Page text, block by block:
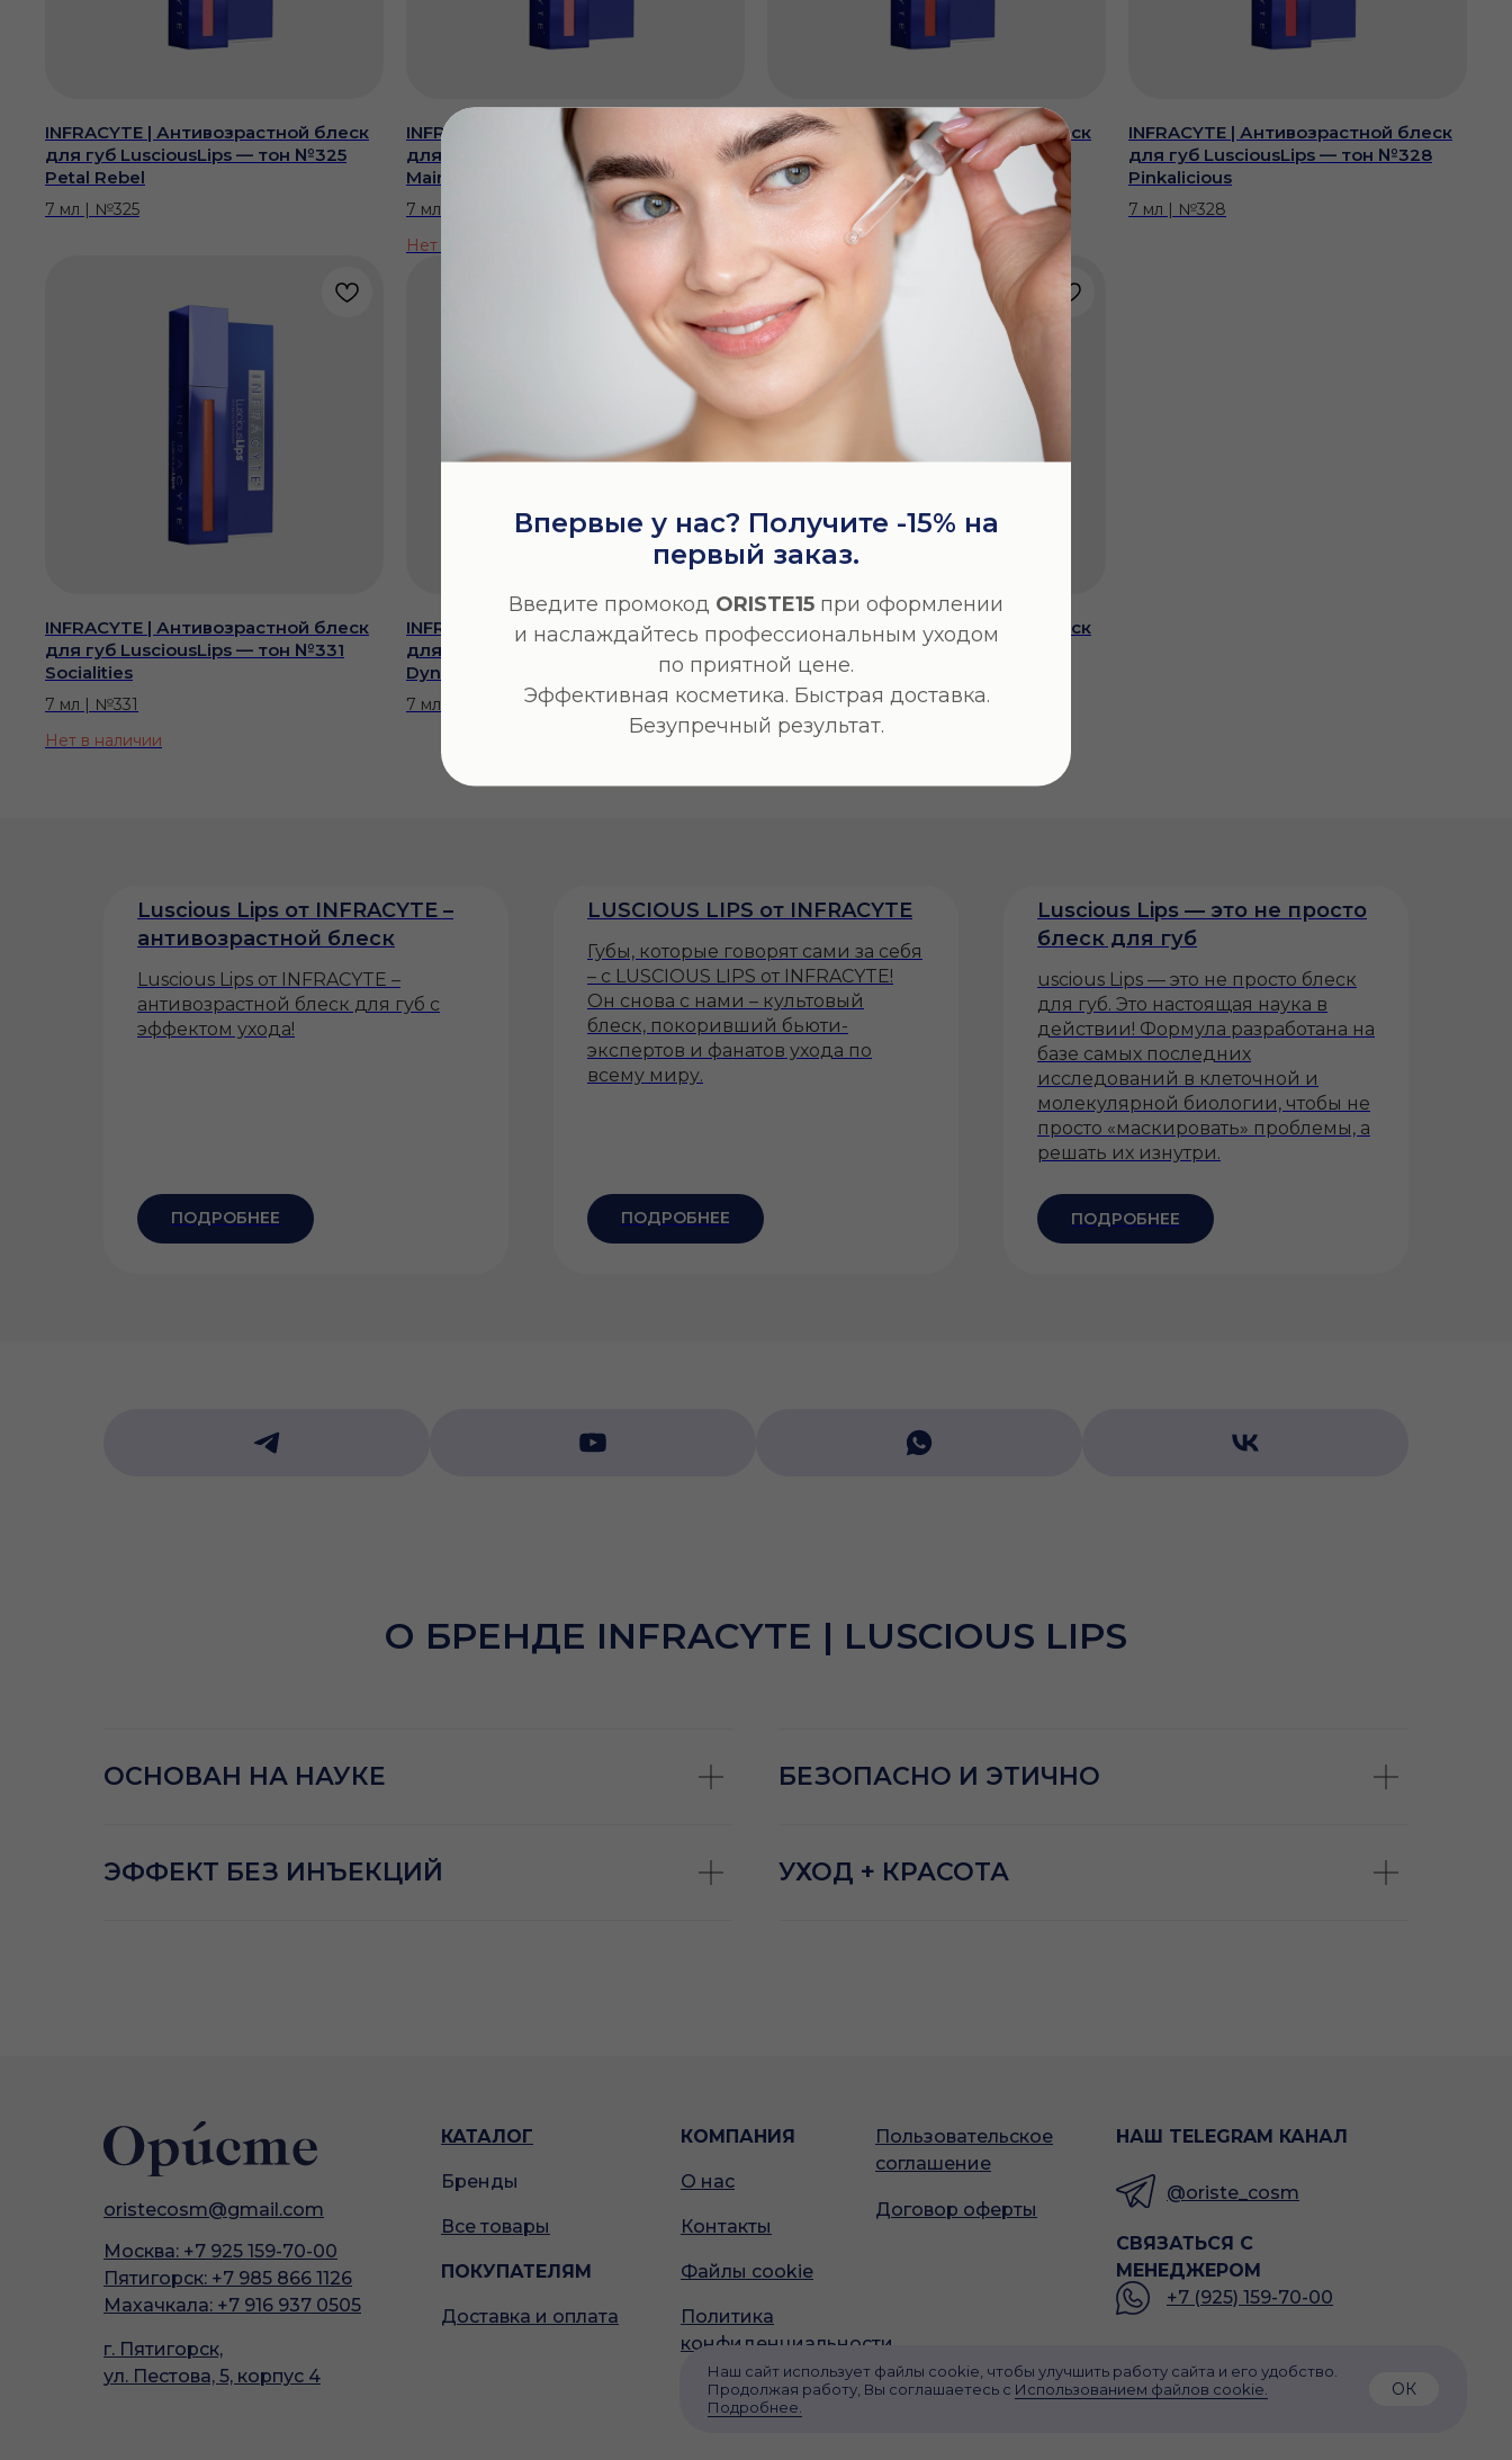
Впервые у нас? Получите -15% на
первый заказ.
Введите промокод ORISTE15 при оформлении
и наслаждайтесь профессиональным уходом
по приятной цене.
Эффективная косметика. Быстрая доставка.
Безупречный результат.
INFRACYTE | Антивозрастной блеск
для губ LusciousLips — тон №325
Petal Rebel
7 мл | №325
INFRACYTE | Антивозрастной блеск
для губ LusciousLips — тон №326
Main Attraction
7 мл | №326
Нет в наличии
INFRACYTE | Антивозрастной блеск
для губ LusciousLips — тон №327
Shows Stopper
7 мл | №327
INFRACYTE | Антивозрастной блеск
для губ LusciousLips — тон №328
Pinkalicious
7 мл | №328
INFRACYTE | Антивозрастной блеск
для губ LusciousLips — тон №331
Socialities
7 мл | №331
Нет в наличии
INFRACYTE | Антивозрастной блеск
для губ LusciousLips — тон №334
Dynamite Delight
7 мл | №334
INFRACYTE | Антивозрастной блеск
для губ LusciousLips — тон №335
Cinnamon Crush
7 мл | №335
Luscious Lips от INFRACYTE –
антивозрастной блеск
Luscious Lips от INFRACYTE –
антивозрастной блеск для губ с
эффектом ухода!
ПОДРОБНЕЕ
LUSCIOUS LIPS от INFRACYTE
Губы, которые говорят сами за себя
– с LUSCIOUS LIPS от INFRACYTE!
Он снова с нами – культовый
блеск, покоривший бьюти-
экспертов и фанатов ухода по
всему миру.
ПОДРОБНЕЕ
Luscious Lips — это не просто
блеск для губ
uscious Lips — это не просто блеск
для губ. Это настоящая наука в
действии! Формула разработана на
базе самых последних
исследований в клеточной и
молекулярной биологии, чтобы не
просто «маскировать» проблемы, а
решать их изнутри.
ПОДРОБНЕЕ
О БРЕНДЕ INFRACYTE | LUSCIOUS LIPS
ОСНОВАН НА НАУКЕ
ЭФФЕКТ БЕЗ ИНЪЕКЦИЙ
БЕЗОПАСНО И ЭТИЧНО
УХОД + КРАСОТА
Наш сайт использует файлы cookie, чтобы улучшить работу сайта и его удобство.
Продолжая работу, Вы соглашаетесь с Использованием файлов cookie.
Подробнее.
ОК
@oriste_cosm
+7 (925) 159-70-00
ПОКУПАТЕЛЯМ
Доставка и оплата
КАТАЛОГ
Бренды
Все товары
oristecosm@gmail.com
Москва: +7 925 159-70-00
Пятигорск: +7 985 866 1126
Махачкала: +7 916 937 0505
г. Пятигорск,
ул. Пестова, 5, корпус 4
НАШ TELEGRAM КАНАЛ
Пользовательское
соглашение
Договор оферты
Политика
конфиденциальности
КОМПАНИЯ
О нас
Контакты
Файлы cookie
СВЯЗАТЬСЯ С
МЕНЕДЖЕРОМ